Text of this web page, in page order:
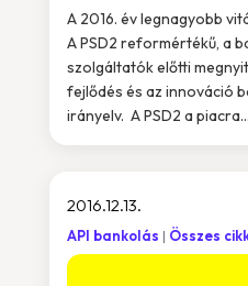
A 2016. év legnagyobb
A PSD2 reformértékű, a
szolgáltatók előtti
fejlődés és az innováció
irányelv. A PSD2 a piacra...
2016.12.13.
API bankolás Összes